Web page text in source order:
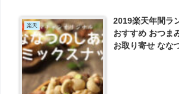
楽天
2019楽天年間ラ
おすすめ おつま
お取り寄せ なな